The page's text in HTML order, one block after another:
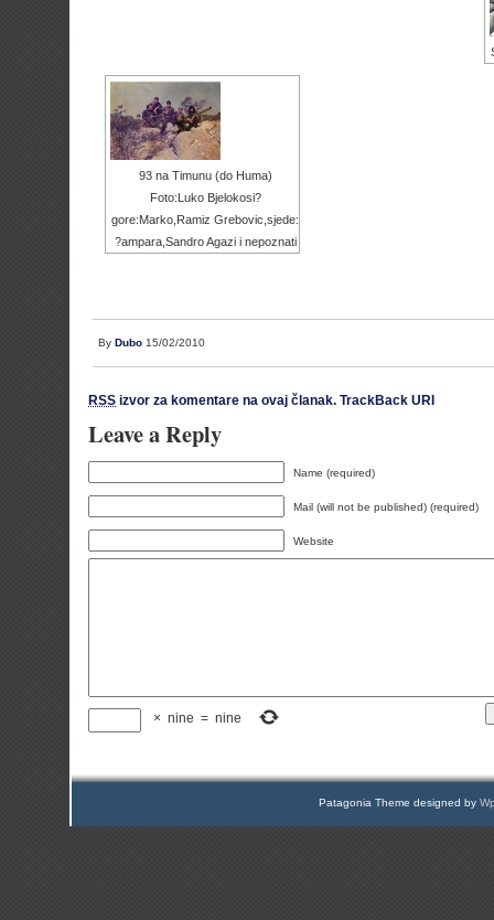
93 na Timunu (do Huma)
Foto:Luko Bjelokosi?
gore:Marko,Ramiz Grebovic,sjede:
?ampara,Sandro Agazi i nepoznati
By Dubo 15/02/2010
RSS izvor za komentare na ovaj članak. TrackBack URI
Leave a Reply
Name (required)
Mail (will not be published) (required)
Website
× nine = nine
Patagonia Theme designed by